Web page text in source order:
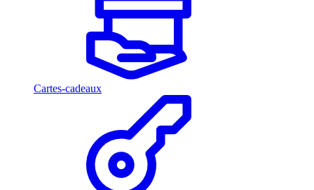
Cartes-cadeaux